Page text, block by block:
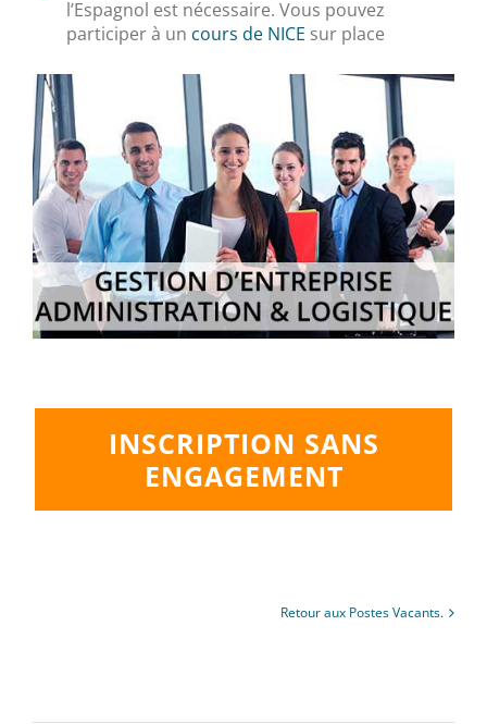
l’Espagnol est nécessaire. Vous pouvez
participer à un cours de NICE sur place
INSCRIPTION SANS
ENGAGEMENT
Retour aux Postes Vacants.